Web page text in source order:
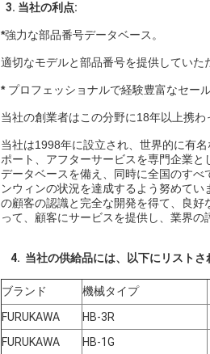
3. 当社の利点:
*強力な部品番号データベース。
適切なモデルと部品番号を提供していた
* プロフェッショナルで経験豊富なセール
当社の創業者はこの分野に18年以上携わ
当社は1998年に設立され、世界的に有
ポート、アフターサービスを専門企業
データベースを備え、同時に全国のす
ンウィンの状況を達成するよう努めて
の顧客の認識と完全な開発を得て、良
って、顧客にサービスを提供し、業界の
4. 当社の供給品には、以下にリスト
ブランド 機械タイプ
FURUKAWA
HB-3R
FURUKAWA
HB-1G